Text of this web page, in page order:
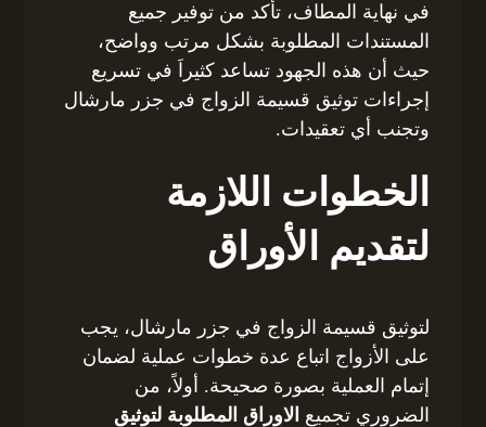
في نهاية المطاف، تأكد من توفير جميع
المستندات المطلوبة بشكل مرتب وواضح،
حيث أن هذه الجهود تساعد كثيراَ في تسريع
إجراءات توثيق قسيمة الزواج في جزر مارشال
وتجنب أي تعقيدات.
الخطوات اللازمة
لتقديم الأوراق
لتوثيق قسيمة الزواج في جزر مارشال، يجب
على الأزواج اتباع عدة خطوات عملية لضمان
إتمام العملية بصورة صحيحة. أولاً، من
الضروري تجميع الاوراق المطلوبة لتوثيق